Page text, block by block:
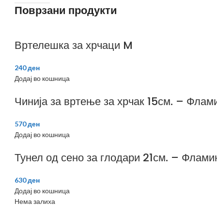
Поврзани продукти
Вртелешка за хрчаци M
240ден
Додај во кошница
Чинија за вртење за хрчак 15см. –
570ден
Додај во кошница
Тунел од сено за глодари 21см. –
630ден
Додај во кошница
Нема залиха